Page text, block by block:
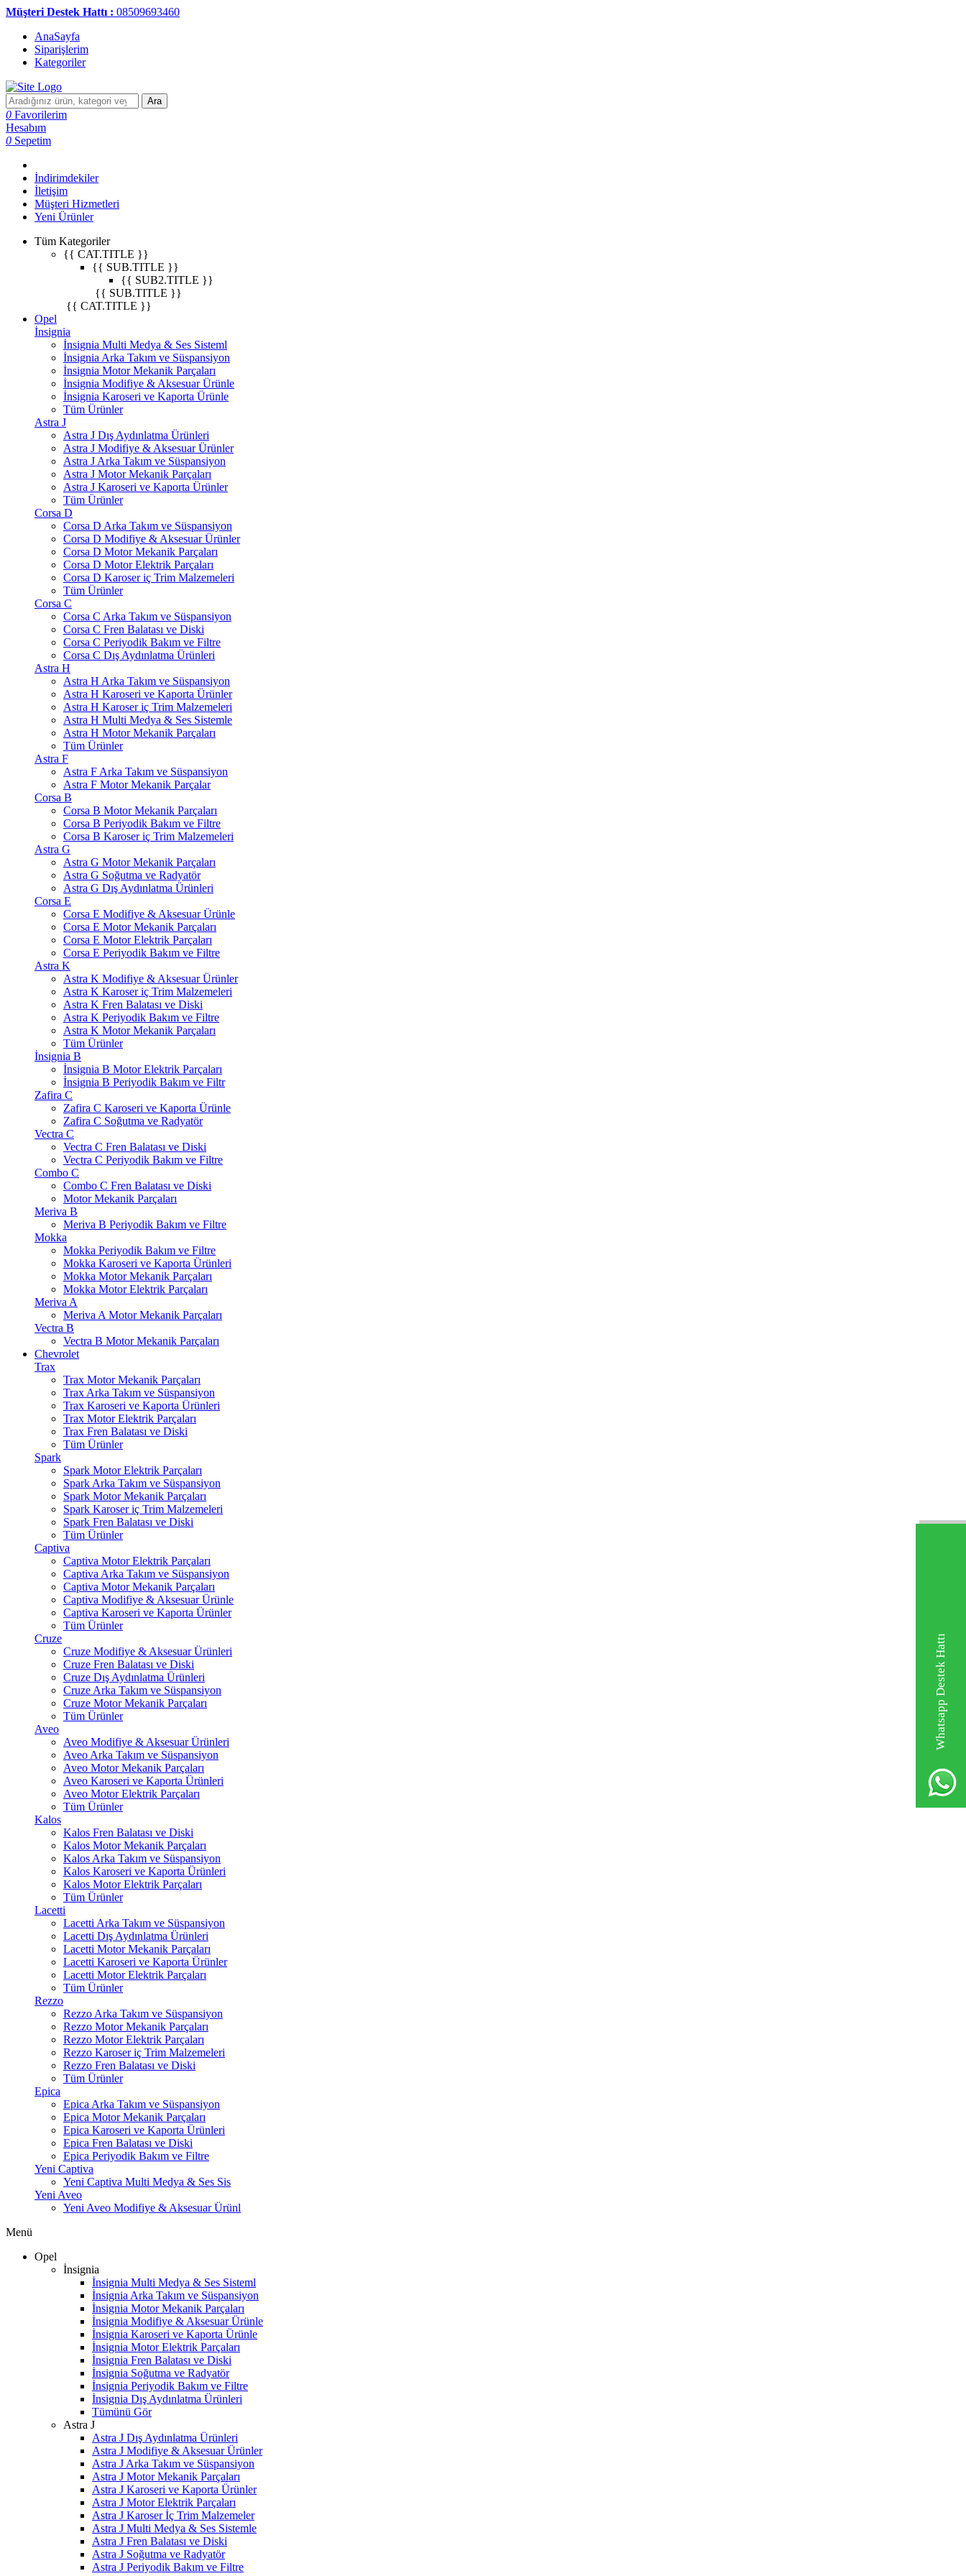
Whatsapp Destek Hattı
Müşteri Destek Hattı : 08509693460
AnaSayfa
Siparişlerim
Kategoriler
Ara
0 Favorilerim
Hesabım
0 Sepetim
İndirimdekiler
İletişim
Müşteri Hizmetleri
Yeni Ürünler
Tüm Kategoriler
{{ CAT.TITLE }}
{{ SUB.TITLE }}
{{ SUB2.TITLE }}
{{ SUB.TITLE }}
{{ CAT.TITLE }}
Opel
İnsignia
İnsignia Multi Medya & Ses Sisteml
İnsignia Arka Takım ve Süspansiyon
İnsignia Motor Mekanik Parçaları
İnsignia Modifiye & Aksesuar Ürünle
İnsignia Karoseri ve Kaporta Ürünle
Tüm Ürünler
Astra J
Astra J Dış Aydınlatma Ürünleri
Astra J Modifiye & Aksesuar Ürünler
Astra J Arka Takım ve Süspansiyon
Astra J Motor Mekanik Parçaları
Astra J Karoseri ve Kaporta Ürünler
Tüm Ürünler
Corsa D
Corsa D Arka Takım ve Süspansiyon
Corsa D Modifiye & Aksesuar Ürünler
Corsa D Motor Mekanik Parçaları
Corsa D Motor Elektrik Parçaları
Corsa D Karoser iç Trim Malzemeleri
Tüm Ürünler
Corsa C
Corsa C Arka Takım ve Süspansiyon
Corsa C Fren Balatası ve Diski
Corsa C Periyodik Bakım ve Filtre
Corsa C Dış Aydınlatma Ürünleri
Astra H
Astra H Arka Takım ve Süspansiyon
Astra H Karoseri ve Kaporta Ürünler
Astra H Karoser iç Trim Malzemeleri
Astra H Multi Medya & Ses Sistemle
Astra H Motor Mekanik Parçaları
Tüm Ürünler
Astra F
Astra F Arka Takım ve Süspansiyon
Astra F Motor Mekanik Parçalar
Corsa B
Corsa B Motor Mekanik Parçaları
Corsa B Periyodik Bakım ve Filtre
Corsa B Karoser iç Trim Malzemeleri
Astra G
Astra G Motor Mekanik Parçaları
Astra G Soğutma ve Radyatör
Astra G Dış Aydınlatma Ürünleri
Corsa E
Corsa E Modifiye & Aksesuar Ürünle
Corsa E Motor Mekanik Parçaları
Corsa E Motor Elektrik Parçaları
Corsa E Periyodik Bakım ve Filtre
Astra K
Astra K Modifiye & Aksesuar Ürünler
Astra K Karoser iç Trim Malzemeleri
Astra K Fren Balatası ve Diski
Astra K Periyodik Bakım ve Filtre
Astra K Motor Mekanik Parçaları
Tüm Ürünler
İnsignia B
İnsignia B Motor Elektrik Parçaları
İnsignia B Periyodik Bakım ve Filtr
Zafira C
Zafira C Karoseri ve Kaporta Ürünle
Zafira C Soğutma ve Radyatör
Vectra C
Vectra C Fren Balatası ve Diski
Vectra C Periyodik Bakım ve Filtre
Combo C
Combo C Fren Balatası ve Diski
Motor Mekanik Parçaları
Meriva B
Meriva B Periyodik Bakım ve Filtre
Mokka
Mokka Periyodik Bakım ve Filtre
Mokka Karoseri ve Kaporta Ürünleri
Mokka Motor Mekanik Parçaları
Mokka Motor Elektrik Parçaları
Meriva A
Meriva A Motor Mekanik Parçaları
Vectra B
Vectra B Motor Mekanik Parçaları
Chevrolet
Trax
Trax Motor Mekanik Parçaları
Trax Arka Takım ve Süspansiyon
Trax Karoseri ve Kaporta Ürünleri
Trax Motor Elektrik Parçaları
Trax Fren Balatası ve Diski
Tüm Ürünler
Spark
Spark Motor Elektrik Parçaları
Spark Arka Takım ve Süspansiyon
Spark Motor Mekanik Parçaları
Spark Karoser iç Trim Malzemeleri
Spark Fren Balatası ve Diski
Tüm Ürünler
Captiva
Captiva Motor Elektrik Parçaları
Captiva Arka Takım ve Süspansiyon
Captiva Motor Mekanik Parçaları
Captiva Modifiye & Aksesuar Ürünle
Captiva Karoseri ve Kaporta Ürünler
Tüm Ürünler
Cruze
Cruze Modifiye & Aksesuar Ürünleri
Cruze Fren Balatası ve Diski
Cruze Dış Aydınlatma Ürünleri
Cruze Arka Takım ve Süspansiyon
Cruze Motor Mekanik Parçaları
Tüm Ürünler
Aveo
Aveo Modifiye & Aksesuar Ürünleri
Aveo Arka Takım ve Süspansiyon
Aveo Motor Mekanik Parçaları
Aveo Karoseri ve Kaporta Ürünleri
Aveo Motor Elektrik Parçaları
Tüm Ürünler
Kalos
Kalos Fren Balatası ve Diski
Kalos Motor Mekanik Parçaları
Kalos Arka Takım ve Süspansiyon
Kalos Karoseri ve Kaporta Ürünleri
Kalos Motor Elektrik Parçaları
Tüm Ürünler
Lacetti
Lacetti Arka Takım ve Süspansiyon
Lacetti Dış Aydınlatma Ürünleri
Lacetti Motor Mekanik Parçaları
Lacetti Karoseri ve Kaporta Ürünler
Lacetti Motor Elektrik Parçaları
Tüm Ürünler
Rezzo
Rezzo Arka Takım ve Süspansiyon
Rezzo Motor Mekanik Parçaları
Rezzo Motor Elektrik Parçaları
Rezzo Karoser iç Trim Malzemeleri
Rezzo Fren Balatası ve Diski
Tüm Ürünler
Epica
Epica Arka Takım ve Süspansiyon
Epica Motor Mekanik Parçaları
Epica Karoseri ve Kaporta Ürünleri
Epica Fren Balatası ve Diski
Epica Periyodik Bakım ve Filtre
Yeni Captiva
Yeni Captiva Multi Medya & Ses Sis
Yeni Aveo
Yeni Aveo Modifiye & Aksesuar Ürünl
Menü
Opel
İnsignia
İnsignia Multi Medya & Ses Sisteml
İnsignia Arka Takım ve Süspansiyon
İnsignia Motor Mekanik Parçaları
İnsignia Modifiye & Aksesuar Ürünle
İnsignia Karoseri ve Kaporta Ürünle
İnsignia Motor Elektrik Parçaları
İnsignia Fren Balatası ve Diski
İnsignia Soğutma ve Radyatör
İnsignia Periyodik Bakım ve Filtre
İnsignia Dış Aydınlatma Ürünleri
Tümünü Gör
Astra J
Astra J Dış Aydınlatma Ürünleri
Astra J Modifiye & Aksesuar Ürünler
Astra J Arka Takım ve Süspansiyon
Astra J Motor Mekanik Parçaları
Astra J Karoseri ve Kaporta Ürünler
Astra J Motor Elektrik Parçaları
Astra J Karoser İç Trim Malzemeler
Astra J Multi Medya & Ses Sistemle
Astra J Fren Balatası ve Diski
Astra J Soğutma ve Radyatör
Astra J Periyodik Bakım ve Filtre